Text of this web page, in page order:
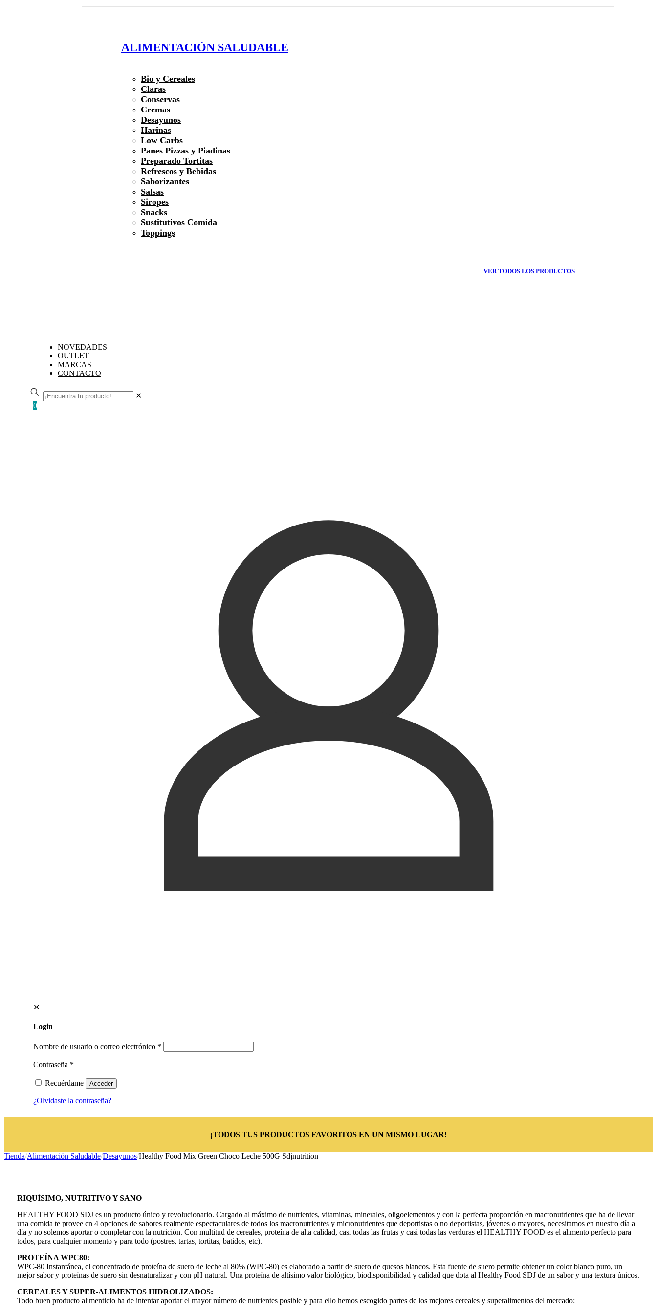
ALIMENTACIÓN SALUDABLE
Bio y Cereales
Claras
Conservas
Cremas
Desayunos
Harinas
Low Carbs
Panes Pizzas y Piadinas
Preparado Tortitas
Refrescos y Bebidas
Saborizantes
Salsas
Siropes
Snacks
Sustitutivos Comida
Toppings
VER TODOS LOS PRODUCTOS
NOVEDADES
OUTLET
MARCAS
CONTACTO
✕
0
✕
Login
Nombre de usuario o correo electrónico *
Contraseña *
Recuérdame Acceder
¿Olvidaste la contraseña?
¡TODOS TUS PRODUCTOS FAVORITOS EN UN MISMO LUGAR!
Tienda/Alimentación Saludable/Desayunos/Healthy Food Mix Green Choco Leche 500G Sdjnutrition
RIQUÍSIMO, NUTRITIVO Y SANO
HEALTHY FOOD SDJ es un producto único y revolucionario. Cargado al máximo de nutrientes, vitaminas, minerales, oligoelementos y con la perfecta proporción en macronutrientes que ha de llevar
una comida te provee en 4 opciones de sabores realmente espectaculares de todos los macronutrientes y micronutrientes que deportistas o no deportistas, jóvenes o mayores, necesitamos en nuestro día a
día y no solemos aportar o completar con la nutrición. Con multitud de cereales, proteína de alta calidad, casi todas las frutas y casi todas las verduras el HEALTHY FOOD es el alimento perfecto para
todos, para cualquier momento y para todo (postres, tartas, tortitas, batidos, etc).
PROTEÍNA WPC80:
WPC-80 Instantánea, el concentrado de proteína de suero de leche al 80% (WPC-80) es elaborado a partir de suero de quesos blancos. Esta fuente de suero permite obtener un color blanco puro, un
mejor sabor y proteínas de suero sin desnaturalizar y con pH natural. Una proteína de altísimo valor biológico, biodisponibilidad y calidad que dota al Healthy Food SDJ de un sabor y una textura únicos.
CEREALES Y SUPER-ALIMENTOS HIDROLIZADOS:
Todo buen producto alimenticio ha de intentar aportar el mayor número de nutrientes posible y para ello hemos escogido partes de los mejores cereales y superalimentos del mercado: